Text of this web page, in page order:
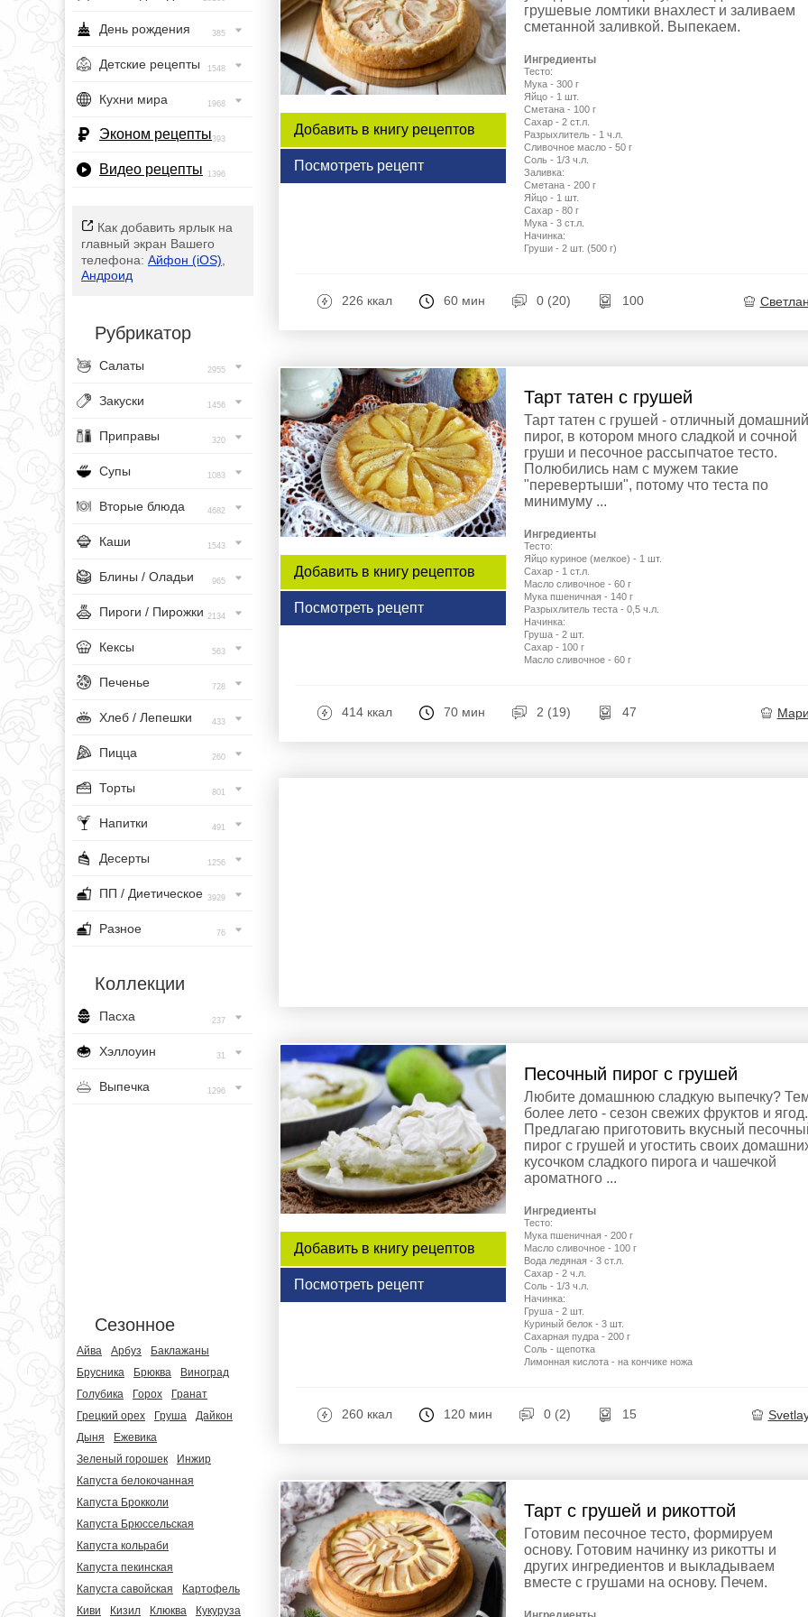
День рождения 385
Детские рецепты 1548
Кухни мира 1968
Эконом рецепты393
Видео рецепты 1396
Как добавить ярлык на
главный экран Вашего
телефона: Айфон (iOS)
Андроид
Рубрикатор
Салаты 2955
Закуски 1456
Приправы 320
Супы 1083
Вторые блюда 4682
Каши 1543
Блины / Оладьи 965
Пироги / Пирожки 2134
Кексы 563
Печенье 728
Хлеб / Лепешки 433
Пицца 260
Торты 801
Напитки 491
Десерты 1256
ПП / Диетическое 3929
Разное 76
Коллекции
Пасха 237
Хэллоуин 31
Выпечка 1296
Сезонное
Айва Арбуз
Баклажаны
Брусника
Брюква
Виноград
Голубика
Горох
Гранат
Грецкий орех
Груша
Дайкон
Дыня
Ежевика
Зеленый горошек
Инжир
Капуста белокочанная
Капуста Брокколи
Капуста Брюссельская
Капуста кольраби
Капуста пекинская
Капуста савойская
Картофель
Киви
Кизил Клюква Кукуруза
Добавить в книгу рецептов
Посмотреть рецепт
грушевые ломтики внахлест и заливаем
сметанной заливкой. Выпекаем.
Ингредиенты
Тесто:
Мука - 300 г
Яйцо - 1 шт.
Сметана - 100 г
Сахар - 2 ст.л.
Разрыхлитель - 1 ч.л.
Сливочное масло - 50 г
Соль - 1/3 ч.л.
Заливка:
Сметана - 200 г
Яйцо - 1 шт.
Сахар - 80 г
Мука - 3 ст.л.
Начинка:
Груши - 2 шт. (500 г)
226 ккал 60 мин 0 (20) 100
Добавить в книгу рецептов
Посмотреть рецепт
Тарт татен с грушей
Тарт татен с грушей - отличный домашний
пирог, в котором много сладкой и сочной
груши и песочное рассыпчатое тесто.
Полюбились нам с мужем такие
"перевертыши", потому что теста по
минимуму ...
Ингредиенты
Тесто:
Яйцо куриное (мелкое) - 1 шт.
Сахар - 1 ст.л.
Масло сливочное - 60 г
Мука пшеничная - 140 г
Разрыхлитель теста - 0,5 ч.л.
Начинка:
Груша - 2 шт.
Сахар - 100 г
Масло сливочное - 60 г
414 ккал 70 мин 2 (19) 47
Добавить в книгу рецептов
Посмотреть рецепт
Песочный пирог с грушей
Любите домашнюю сладкую выпечку?
более лето - сезон свежих фруктов и ягод.
Предлагаю приготовить вкусный
пирог с грушей и угостить своих
кусочком сладкого пирога и чашечкой
ароматного ...
Ингредиенты
Тесто:
Мука пшеничная - 200 г
Масло сливочное - 100 г
Вода ледяная - 3 ст.л.
Сахар - 2 ч.л.
Соль - 1/3 ч.л.
Начинка:
Груша - 2 шт.
Куриный белок - 3 шт.
Сахарная пудра - 200 г
Соль - щепотка
Лимонная кислота - на кончике ножа
260 ккал 120 мин 0 (2) 15
Тарт с грушей и рикоттой
Готовим песочное тесто, формируем
основу. Готовим начинку из рикотты и
других ингредиентов и выкладываем
вместе с грушами на основу. Печем.